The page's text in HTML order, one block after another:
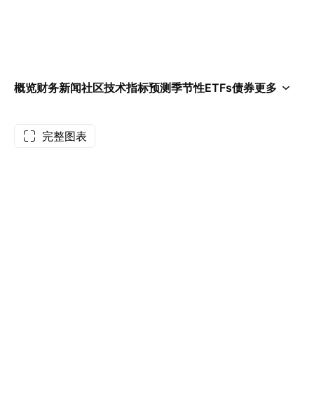
概览财务新闻社区技术指标预测季节性ETFs债券更多
完整图表